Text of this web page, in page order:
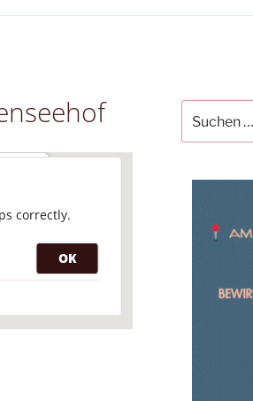
correctly.
OK
nach: